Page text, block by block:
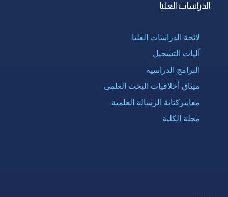
الدراسات العليا
لائحة الدراسات العليا
آليات التسجيل
البرامج الدراسية
ميثاق أخلاقيات البحث العلمى
معاييركتابة الرسالة العلمية
مجلة الكلية